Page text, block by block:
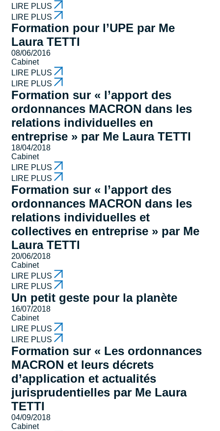
LIRE PLUS
LIRE PLUS
Formation pour l’UPE par Me
Laura TETTI
08/06/2016
Cabinet
LIRE PLUS
LIRE PLUS
Formation sur « l’apport des
ordonnances MACRON dans les
relations individuelles en
entreprise » par Me Laura TETTI
18/04/2018
Cabinet
LIRE PLUS
LIRE PLUS
Formation sur « l’apport des
ordonnances MACRON dans les
relations individuelles et
collectives en entreprise » par Me
Laura TETTI
20/06/2018
Cabinet
LIRE PLUS
LIRE PLUS
Un petit geste pour la planète
16/07/2018
Cabinet
LIRE PLUS
LIRE PLUS
Formation sur « Les ordonnances
MACRON et leurs décrets
d’application et actualités
jurisprudentielles par Me Laura
TETTI
04/09/2018
Cabinet